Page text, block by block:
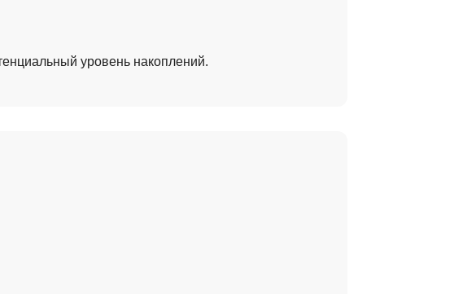
уровень накоплений.